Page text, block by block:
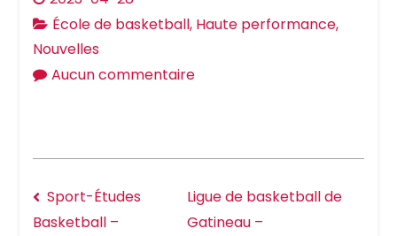
École de basketball, Haute performance,
Nouvelles
Aucun commentaire
Sport-Études
Basketball –
Ligue de basketball de
Gatineau –